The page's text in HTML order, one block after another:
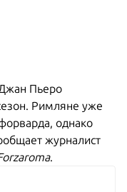
Пьеро
Римляне уже
однако
журналист
.